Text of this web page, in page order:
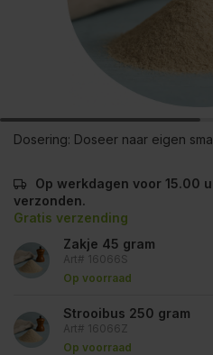
Dosering: Doseer naar eigen
Op werkdagen voor 15.00
verzonden.
Gratis verzending
Zakje 45 gram
Art# 16066S
Op voorraad
Strooibus 250 gram
Art# 16066Z
Op voorraad